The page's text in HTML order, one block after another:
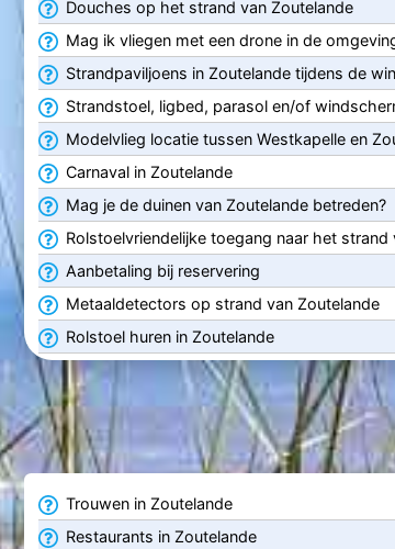
Douches op het strand van Zoutelande
Mag ik vliegen met een drone in de
Strandpaviljoens in Zoutelande tijdens de
Strandstoel, ligbed, parasol en/of
Modelvlieg locatie tussen Westkapelle en
Carnaval in Zoutelande
Mag je de duinen van Zoutelande betreden?
Rolstoelvriendelijke toegang naar het strand
Aanbetaling bij reservering
Metaaldetectors op strand van Zoutelande
Rolstoel huren in Zoutelande
Trouwen in Zoutelande
Restaurants in Zoutelande